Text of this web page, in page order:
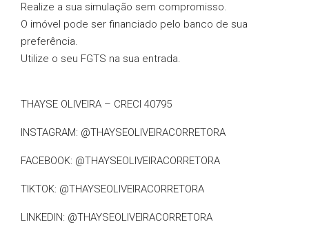
Realize a sua simulação sem compromisso.
O imóvel pode ser financiado pelo banco de sua
preferência.
Utilize o seu FGTS na sua entrada.
THAYSE OLIVEIRA – CRECI 40795
INSTAGRAM: @THAYSEOLIVEIRACORRETORA
FACEBOOK: @THAYSEOLIVEIRACORRETORA
TIKTOK: @THAYSEOLIVEIRACORRETORA
LINKEDIN: @THAYSEOLIVEIRACORRETORA